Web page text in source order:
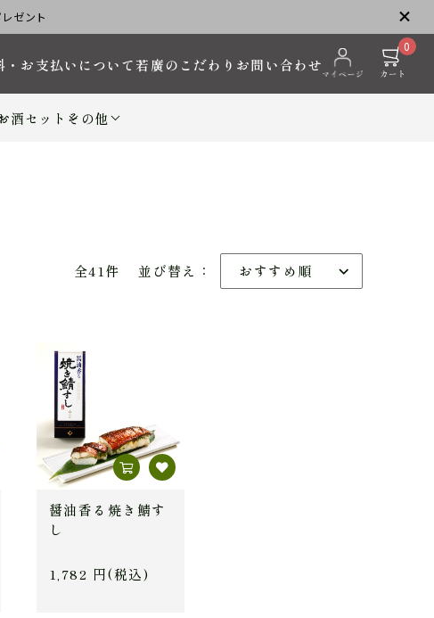
ゼント
・お支払いについて若廣のこだわり お問い合わせ
0
酒セット その他
全41件 並び替え：
醤油香る焼き鯖す
し
1,782 円(税込)